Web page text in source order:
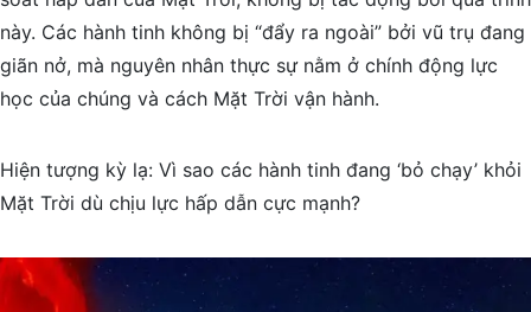
này. Các hành tinh không bị “đẩy ra ngoài” bởi vũ trụ đang
giãn nở, mà nguyên nhân thực sự nằm ở chính động lực
học của chúng và cách Mặt Trời vận hành.
Hiện tượng kỳ lạ: Vì sao các hành tinh đang ‘bỏ chạy’ khỏi
Mặt Trời dù chịu lực hấp dẫn cực mạnh?